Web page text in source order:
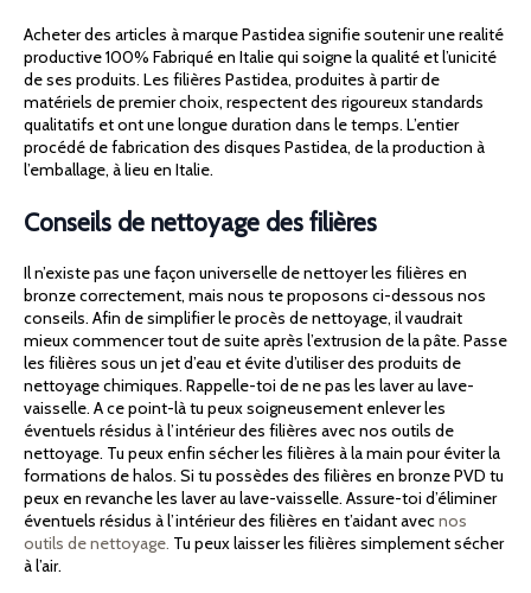
Acheter des articles à marque Pastidea signifie soutenir une realité
productive 100% Fabriqué en Italie qui soigne la qualité et l’unicité
de ses produits. Les filières Pastidea, produites à partir de
matériels de premier choix, respectent des rigoureux standards
qualitatifs et ont une longue duration dans le temps. L’entier
procédé de fabrication des disques Pastidea, de la production à
l’emballage, à lieu en Italie.
Conseils de nettoyage des filières
Il n’existe pas une façon universelle de nettoyer les filières en
bronze correctement, mais nous te proposons ci-dessous nos
conseils. Afin de simplifier le procès de nettoyage, il vaudrait
mieux commencer tout de suite après l’extrusion de la pâte. Passe
les filières sous un jet d’eau et évite d’utiliser des produits de
nettoyage chimiques. Rappelle-toi de ne pas les laver au lave-
vaisselle. A ce point-là tu peux soigneusement enlever les
éventuels résidus à l’intérieur des filières avec nos outils de
nettoyage. Tu peux enfin sécher les filières à la main pour éviter la
formations de halos. Si tu possèdes des filières en bronze PVD tu
peux en revanche les laver au lave-vaisselle. Assure-toi d’éliminer
éventuels résidus à l’intérieur des filières en t’aidant avecnos
outils de nettoyage. Tu peux laisser les filières simplement sécher
à l’air.